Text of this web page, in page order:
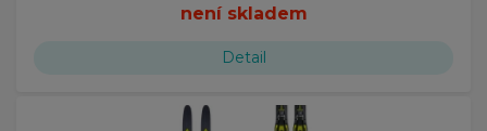
není skladem
Detail